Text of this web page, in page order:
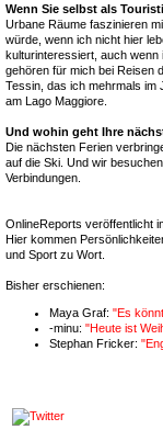
Wenn Sie selbst als
Urbane Räume faszinieren
würde, wenn ich nicht hier
kulturinteressiert, auch
gehören für mich bei Reisen
Tessin, das ich mehrmals im
am Lago Maggiore.
Und wohin geht Ihre
Die nächsten Ferien
auf die Ski. Und wir
Verbindungen.
OnlineReports veröffentlicht
Hier kommen
und Sport zu Wort.
Bisher erschienen:
Maya Graf: "Es
-minu: "Heute ist
Stephan Fricker: